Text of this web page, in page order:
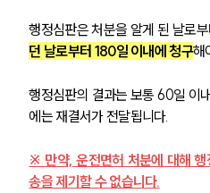
행정심판은 처분을 알게 된 날로
던 날로부터 180일 이내에 청구해
행정심판의 결과는 보통 60일 이
에는 재결서가 전달됩니다.
※ 만약, 운전면허 처분에 대해
송을 제기할 수 없습니다.